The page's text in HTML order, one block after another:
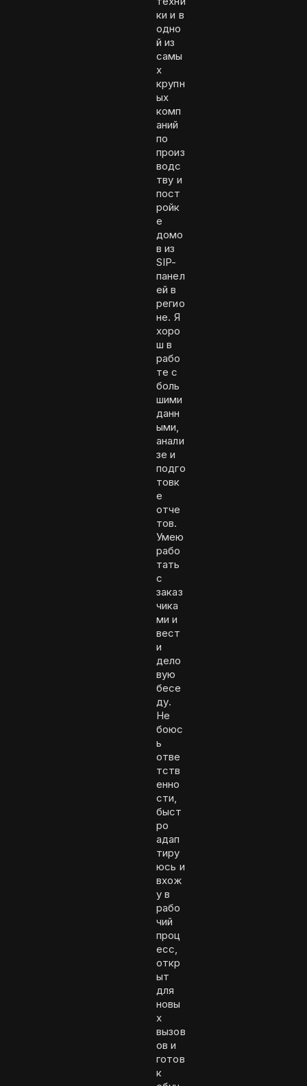
ки и в
одно
й из
самы
х
крупн
ых
комп
аний
по
произ
водс
тву и
пост
ройк
е
домо
в из
SIP-
панел
ей в
регио
не. Я
хоро
ш в
рабо
те с
боль
шими
данн
ыми,
анали
зе и
подго
товк
е
отче
тов.
Умею
рабо
тать
с
заказ
чика
ми и
вест
и
дело
вую
бесе
ду.
Не
боюс
ь
отве
тств
енно
сти,
быст
ро
адап
тиру
юсь и
вхож
у в
рабо
чий
проц
есс,
откр
ыт
для
новы
х
вызов
ов и
готов
к